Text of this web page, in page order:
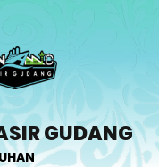
GUDANG